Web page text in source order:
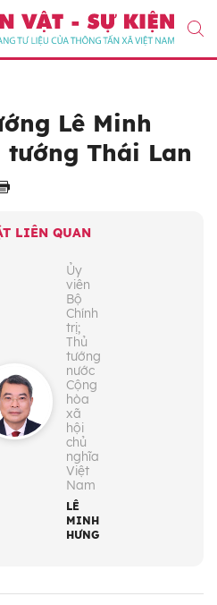
Lê Minh
tướng Thái Lan
LIÊN QUAN
Ủy
viên
Bộ
Chính
trị;
Thủ
tướng
nước
Cộng
hòa
xã
hội
chủ
nghĩa
Việt
Nam
LÊ
MINH
HƯNG